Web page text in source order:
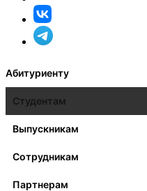
Абитуриенту
Студентам
Выпускникам
Сотрудникам
Партнерам